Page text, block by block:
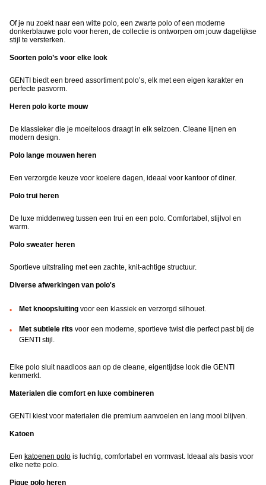
Of je nu zoekt naar een witte polo, een zwarte polo of een moderne
donkerblauwe polo voor heren, de collectie is ontworpen om jouw dagelijkse
stijl te versterken.
Soorten polo’s voor elke look
GENTI biedt een breed assortiment polo’s, elk met een eigen karakter en
perfecte pasvorm.
Heren polo korte mouw
De klassieker die je moeiteloos draagt in elk seizoen. Cleane lijnen en
modern design.
Polo lange mouwen heren
Een verzorgde keuze voor koelere dagen, ideaal voor kantoor of diner.
Polo trui heren
De luxe middenweg tussen een trui en een polo. Comfortabel, stijlvol en
warm.
Polo sweater heren
Sportieve uitstraling met een zachte, knit-achtige structuur.
Diverse afwerkingen van polo's
Met knoopsluiting voor een klassiek en verzorgd silhouet.
Met subtiele rits voor een moderne, sportieve twist die perfect past bij de
GENTI stijl.
Elke polo sluit naadloos aan op de cleane, eigentijdse look die GENTI
kenmerkt.
Materialen die comfort en luxe combineren
GENTI kiest voor materialen die premium aanvoelen en lang mooi blijven.
Katoen
Een katoenen polo is luchtig, comfortabel en vormvast. Ideaal als basis voor
elke nette polo.
Pique polo heren